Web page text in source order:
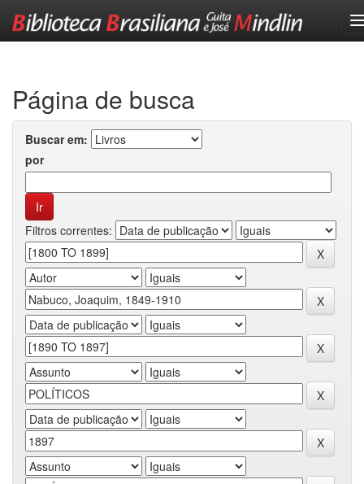
Página de busca
Buscar em:
por
Filtros correntes: